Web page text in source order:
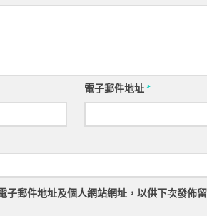
電子郵件地址*
子郵件地址及個人網站網址，以供下次發佈